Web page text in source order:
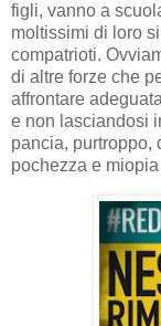
figli, vanno a
moltissimi di loro
compatrioti.
di altre forze che
affrontare
e non lasciandosi
pancia, purtroppo,
pochezza e